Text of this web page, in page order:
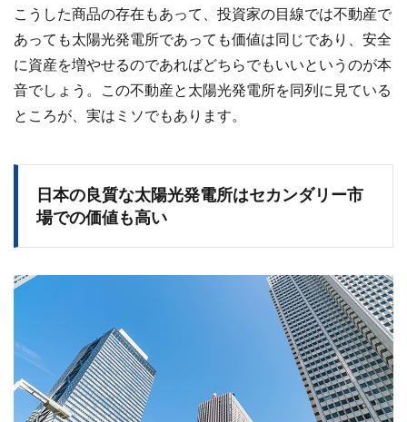
こうした商品の存在もあって、投資家の目線では不動産で
あっても太陽光発電所であっても価値は同じであり、安全
に資産を増やせるのであればどちらでもいいというのが本
音でしょう。この不動産と太陽光発電所を同列に見ている
ところが、実はミソでもあります。
日本の良質な太陽光発電所はセカンダリー市
場での価値も高い